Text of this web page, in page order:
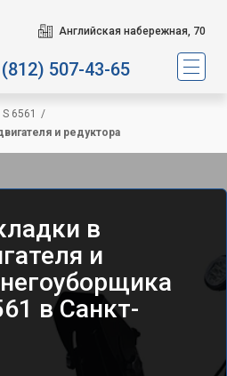
Английская набережная, 70
507-43-65
S 6561
/
и редуктора
в
и
в Санкт-